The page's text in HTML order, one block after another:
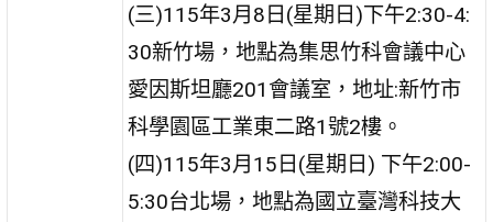
(三)115年3月8日(星期日)下午2:30-4:
30新竹場，地點為集思竹科會議中心
愛因斯坦廳201會議室，地址:新竹市
科學園區工業東二路1號2樓。
(四)115年3月15日(星期日) 下午2:00-
5:30台北場，地點為國立臺灣科技大